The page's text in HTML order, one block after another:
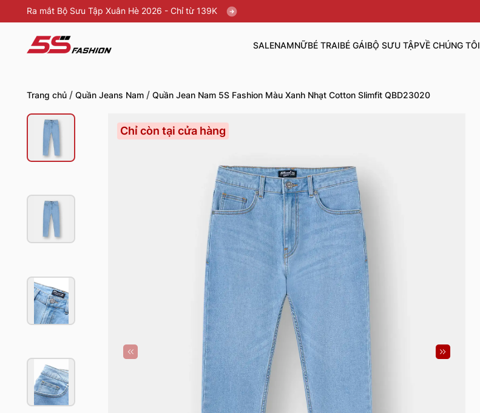
Ra mắt Bộ Sưu Tập Xuân Hè 2026 - Chỉ từ 139K
SALENAMNỮBÉ TRAIBÉ GÁIBỘ SƯU TẬPVỀ CHÚNG TÔI
Trang chủ / Quần Jeans Nam / Quần Jean Nam 5S Fashion Màu Xanh Nhạt Cotton Slimfit QBD23020
Chỉ còn tại cửa hàng